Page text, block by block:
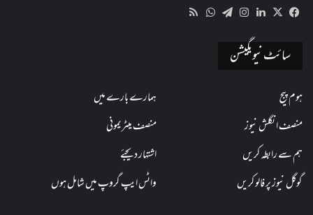
Facebook
X
LinkedIn
Instagram
Telegram
WhatsApp
سائٹ نیویگیشن
ہوم پیج
ہمارے بارے میں
منصف انگلش نیوز
منصف میٹریمونی
ہم سے رابطہ کریں
اشتہار دیجئے
گوگل نیوز پر فالو کریں
واٹس ایپ گروپ میں شامل ہوں